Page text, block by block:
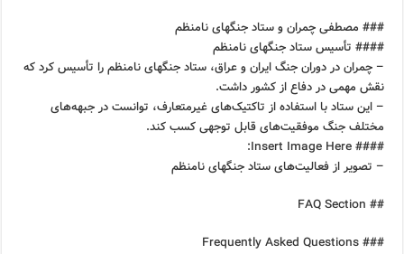
### مصطفی چمران و ستاد جنگهای نامنظم
#### تأسیس ستاد جنگهای نامنظم
– چمران در دوران جنگ ایران و عراق، ستاد جنگهای نامنظم را تأسیس کرد که
نقش مهمی در دفاع از کشور داشت.
– این ستاد با استفاده از تاکتیک‌های غیرمتعارف، توانست در جبهه‌های
مختلف جنگ موفقیت‌های قابل توجهی کسب کند.
#### Insert Image Here:
– تصویر از فعالیت‌های ستاد جنگهای نامنظم
## FAQ Section
### Frequently Asked Questions